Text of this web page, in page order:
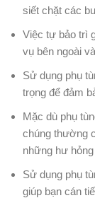
siết chặt các
Việc tự bảo trì
vụ bên ngoài
Sử dụng phụ
trọng để đảm
Mặc dù phụ
chúng thường
những hư
Sử dụng phụ
giúp bạn cán